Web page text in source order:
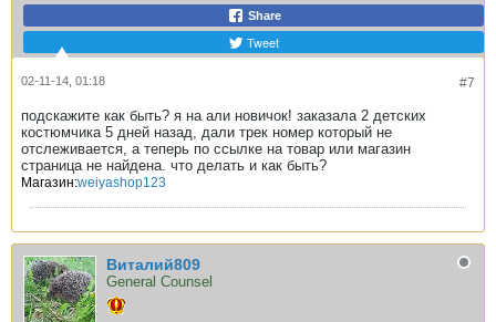
Share
Tweet
#7
02-11-14, 01:18
подскажите как быть? я на али новичок! заказала 2 детских
костюмчика 5 дней назад, дали трек номер который не
отслеживается, а теперь по ссылке на товар или магазин
страница не найдена. что делать и как быть?
Магазин:weiyashop123
Виталий809
General Counsel